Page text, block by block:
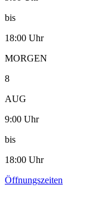
bis
18:00 Uhr
MORGEN
8
AUG
9:00 Uhr
bis
18:00 Uhr
Öffnungszeiten